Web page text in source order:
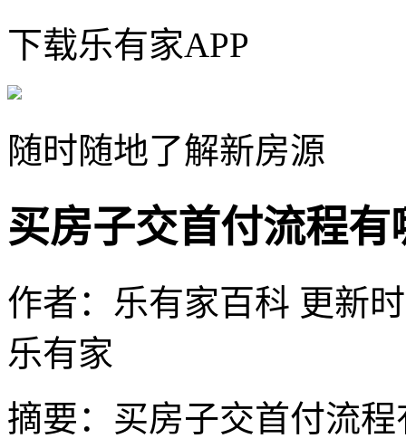
下载乐有家APP
随时随地了解新房源
买房子交首付流程有
作者：乐有家百科 更新
乐有家
摘要： 买房子交首付流